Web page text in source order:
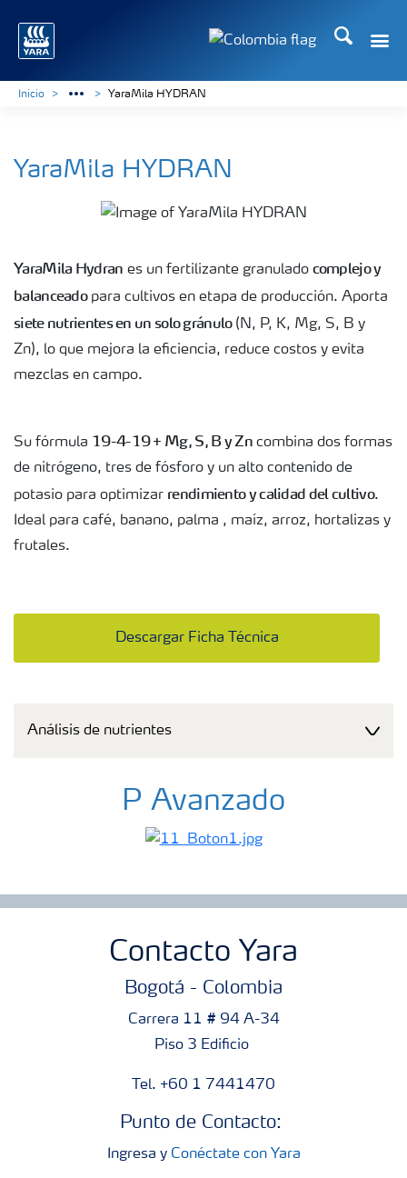
Buscar
Inicio YaraMila HYDRAN
YaraMila HYDRAN
YaraMila Hydran es un fertilizante granulado complejo y
balanceadopara cultivos en etapa de producción. Aporta
siete nutrientes en un solo gránulo(N, P, K, Mg, S, B y
Zn), lo que mejora la eficiencia, reduce costos y evita
mezclas en campo.
Su fórmula 19-4-19 + Mg, S, B y Zncombina dos formas
de nitrógeno, tres de fósforo y un alto contenido de
potasio para optimizar rendimiento y calidad del cultivo.
Ideal para café, banano, palma , maíz, arroz, hortalizas y
frutales.
Descargar Ficha Técnica
Análisis de nutrientes
P Avanzado
Contacto Yara
Bogotá - Colombia
Carrera 11 # 94 A-34
Piso 3 Edificio
Tel. +60 1 7441470
Punto de Contacto:
Ingresa y Conéctate con Yara